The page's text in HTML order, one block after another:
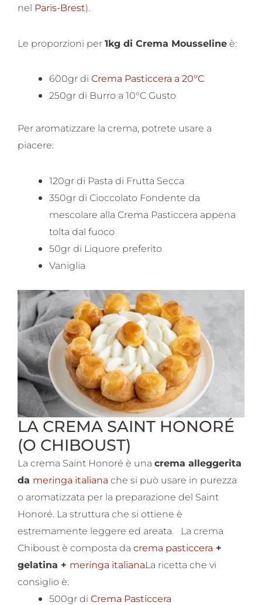
nel Paris-Brest).
Le proporzioni per 1kg di Crema Mousseline è:
600gr di Crema Pasticcera a 20°C
250gr di Burro a 10°C Gusto
Per aromatizzare la crema, potrete usare a
piacere:
120gr di Pasta di Frutta Secca
350gr di Cioccolato Fondente da
mescolare alla Crema Pasticcera appena
tolta dal fuoco
50gr di Liquore preferito
Vaniglia
LA CREMA SAINT HONORÉ
(O CHIBOUST)
La crema Saint Honoré è una crema alleggerita
da meringa italiana che si può usare in purezza
o aromatizzata per la preparazione del Saint
Honoré. La struttura che si ottiene è
estremamente leggere ed areata.
La crema
Chiboust è composta da crema pasticcera +
gelatina + meringa italianaLa ricetta che vi
consiglio è:
500gr di Crema Pasticcera